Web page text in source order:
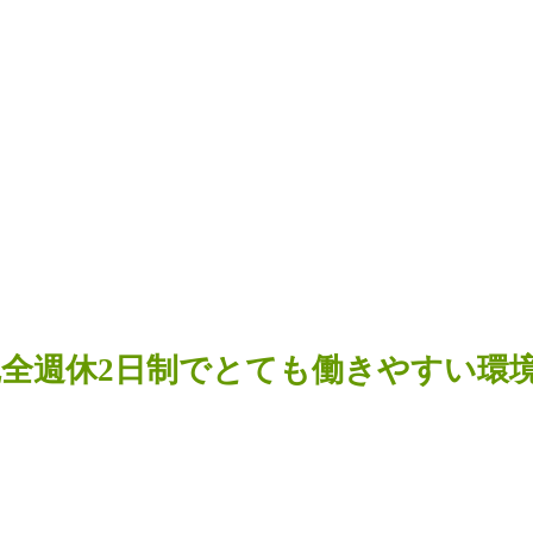
週休2日制でとても働きやすい環